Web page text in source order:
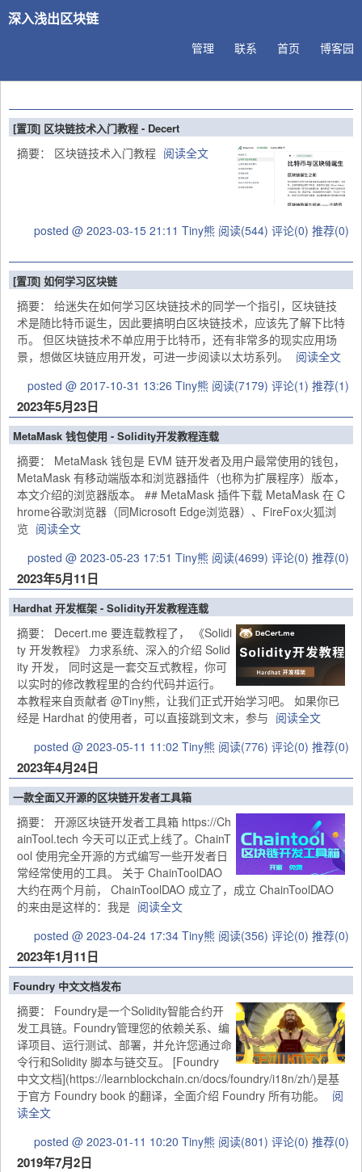
深入浅出区块链
博客园
首页
联系
管理
[置顶] 区块链技术入门教程 - Decert
摘要： 区块链技术入门教程 阅读全文
posted @ 2023-03-15 21:11 Tiny熊 阅读(544) 评论(0) 推荐(0)
[置顶] 如何学习区块链
摘要： 给迷失在如何学习区块链技术的同学一个指引，区块链技
术是随比特币诞生，因此要搞明白区块链技术，应该先了解下比特
币。 但区块链技术不单应用于比特币，还有非常多的现实应用场
景，想做区块链应用开发，可进一步阅读以太坊系列。
阅读全文
posted @ 2017-10-31 13:26 Tiny熊 阅读(7179) 评论(1) 推荐(1)
2023年5月23日
MetaMask 钱包使用 - Solidity开发教程连载
摘要： MetaMask 钱包是 EVM 链开发者及用户最常使用的钱包，
MetaMask 有移动端版本和浏览器插件（也称为扩展程序）版本，
本文介绍的浏览器版本。 ## MetaMask 插件下载 MetaMask 在 C
hrome谷歌浏览器（同Microsoft Edge浏览器）、FireFox火狐浏
览 阅读全文
posted @ 2023-05-23 17:51 Tiny熊 阅读(4699) 评论(0) 推荐(0)
2023年5月11日
Hardhat 开发框架 - Solidity开发教程连载
摘要： Decert.me 要连载教程了， 《Solidi
ty 开发教程》 力求系统、深入的介绍 Solid
ity 开发， 同时这是一套交互式教程，你可
以实时的修改教程里的合约代码并运行。
本教程来自贡献者 @Tiny熊，让我们正式开始学习吧。 如果你已
经是 Hardhat 的使用者，可以直接跳到文末，参与 阅读全文
posted @ 2023-05-11 11:02 Tiny熊 阅读(776) 评论(0) 推荐(0)
2023年4月24日
一款全面又开源的区块链开发者工具箱
摘要： 开源区块链开发者工具箱 https://Ch
ainTool.tech 今天可以正式上线了。ChainT
ool 使用完全开源的方式编写一些开发者日
常经常使用的工具。 关于 ChainToolDAO
大约在两个月前， ChainToolDAO 成立了，成立 ChainToolDAO
的来由是这样的：我是 阅读全文
posted @ 2023-04-24 17:34 Tiny熊 阅读(356) 评论(0) 推荐(0)
2023年1月11日
Foundry 中文文档发布
摘要： Foundry是一个Solidity智能合约开
发工具链。Foundry管理您的依赖关系、编
译项目、运行测试、部署，并允许您通过命
令行和Solidity 脚本与链交互。 [Foundry
中文文档](https://learnblockchain.cn/docs/foundry/i18n/zh/)是基
于官方 Foundry book 的翻译，全面介绍 Foundry 所有功能。
阅
读全文
posted @ 2023-01-11 10:20 Tiny熊 阅读(801) 评论(0) 推荐(0)
2019年7月2日